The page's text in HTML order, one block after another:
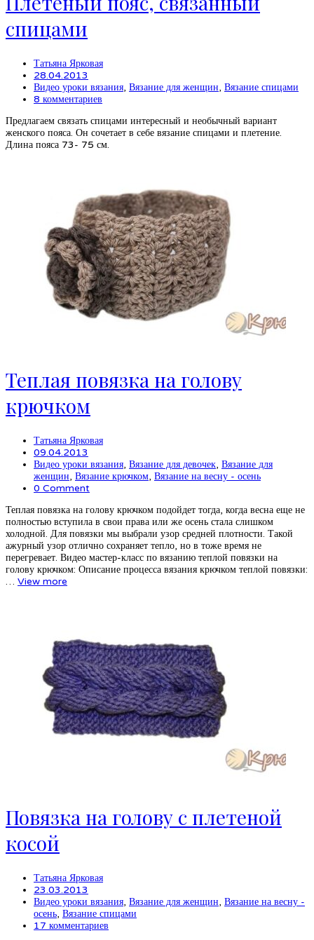
спицами
Татьяна Ярковая
28.04.2013
Видео уроки вязания, Вязание для женщин, Вязание спицами
8 комментариев
Предлагаем связать спицами интересный и необычный вариант
женского пояса. Он сочетает в себе вязание спицами и плетение.
Длина пояса 73- 75 см.
Теплая повязка на голову
крючком
Татьяна Ярковая
09.04.2013
Видео уроки вязания, Вязание для девочек, Вязание для
женщин, Вязание крючком, Вязание на весну - осень
0 Comment
Теплая повязка на голову крючком подойдет тогда, когда весна еще не
полностью вступила в свои права или же осень стала слишком
холодной. Для повязки мы выбрали узор средней плотности. Такой
ажурный узор отлично сохраняет тепло, но в тоже время не
перегревает. Видео мастер-класс по вязанию теплой повязки на
голову крючком: Описание процесса вязания крючком теплой повязки:
… View more
Повязка на голову с плетеной
косой
Татьяна Ярковая
23.03.2013
Видео уроки вязания, Вязание для женщин, Вязание на весну -
осень, Вязание спицами
17 комментариев